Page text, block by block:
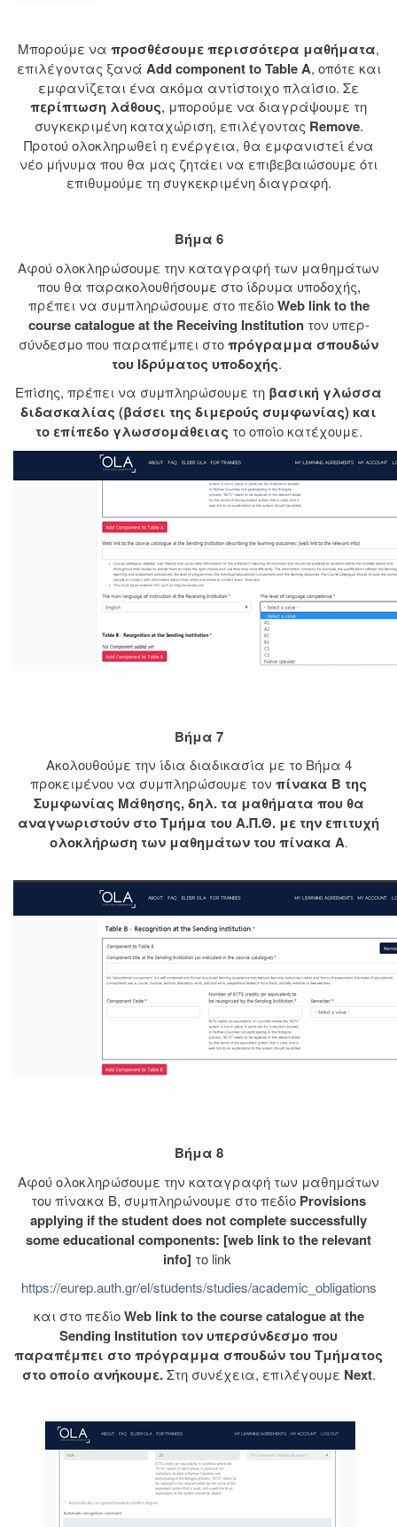
Μπορούμε να προσθέσουμε περισσότερα μαθήματα,
επιλέγοντας ξανά Add component to Table A, οπότε και
εμφανίζεται ένα ακόμα αντίστοιχο πλαίσιο. Σε
περίπτωση λάθους, μπορούμε να διαγράψουμε τη
συγκεκριμένη καταχώριση, επιλέγοντας Remove.
Προτού ολοκληρωθεί η ενέργεια, θα εμφανιστεί ένα
νέο μήνυμα που θα μας ζητάει να επιβεβαιώσουμε ότι
επιθυμούμε τη συγκεκριμένη διαγραφή.
Βήμα 6
Αφού ολοκληρώσουμε την καταγραφή των μαθημάτων
που θα παρακολουθήσουμε στο ίδρυμα υποδοχής,
πρέπει να συμπληρώσουμε στο πεδίοWeb link to the
course catalogue at the Receiving Institutionτον υπερ-
σύνδεσμο που παραπέμπει στοπρόγραμμα σπουδών
του Ιδρύματος υποδοχής.
Επίσης, πρέπει να συμπληρώσουμε τη βασική γλώσσα
διδασκαλίας (βάσει της διμερούς συμφωνίας) και
το επίπεδο γλωσσομάθειας το οποίο κατέχουμε.
Βήμα 7
Ακολουθούμε την ίδια διαδικασία με το Βήμα 4
προκειμένου να συμπληρώσουμε τον πίνακα Β της
Συμφωνίας Μάθησης, δηλ. τα μαθήματα που θα
αναγνωριστούν στο Τμήμα του Α.Π.Θ. με την επιτυχή
ολοκλήρωση των μαθημάτων του πίνακα Α.
Βήμα 8
Αφού ολοκληρώσουμε την καταγραφή των μαθημάτων
του πίνακα Β, συμπληρώνουμε στο πεδίο Provisions
applying if the student does not complete successfully
some educational components: [web link to the relevant
info] το link
https://eurep.auth.gr/el/students/studies/academic_obligations
και στο πεδίοWeb link to the course catalogue at the
Sending Institution τον υπερσύνδεσμο που
παραπέμπει στο πρόγραμμα σπουδών του Τμήματος
στο οποίο ανήκουμε.Στη συνέχεια, επιλέγουμε Next.